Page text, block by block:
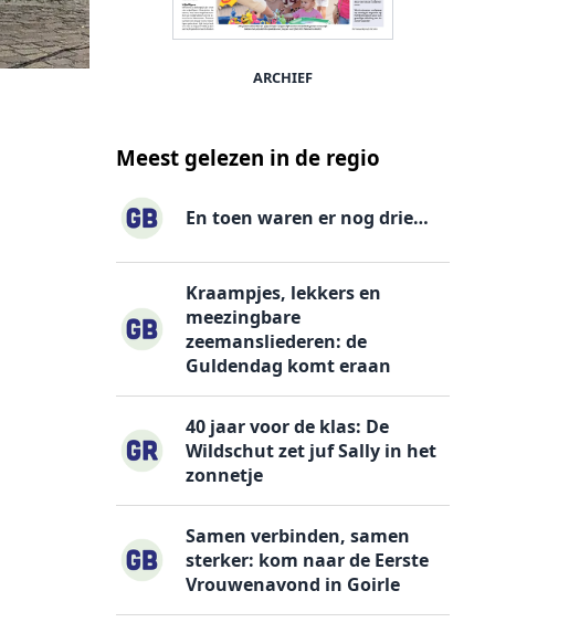
ARCHIEF
Meest gelezen in de regio
En toen waren er nog drie…
Kraampjes, lekkers en
meezingbare
zeemansliederen: de
Guldendag komt eraan
40 jaar voor de klas: De
Wildschut zet juf Sally in het
zonnetje
Samen verbinden, samen
sterker: kom naar de Eerste
Vrouwenavond in Goirle